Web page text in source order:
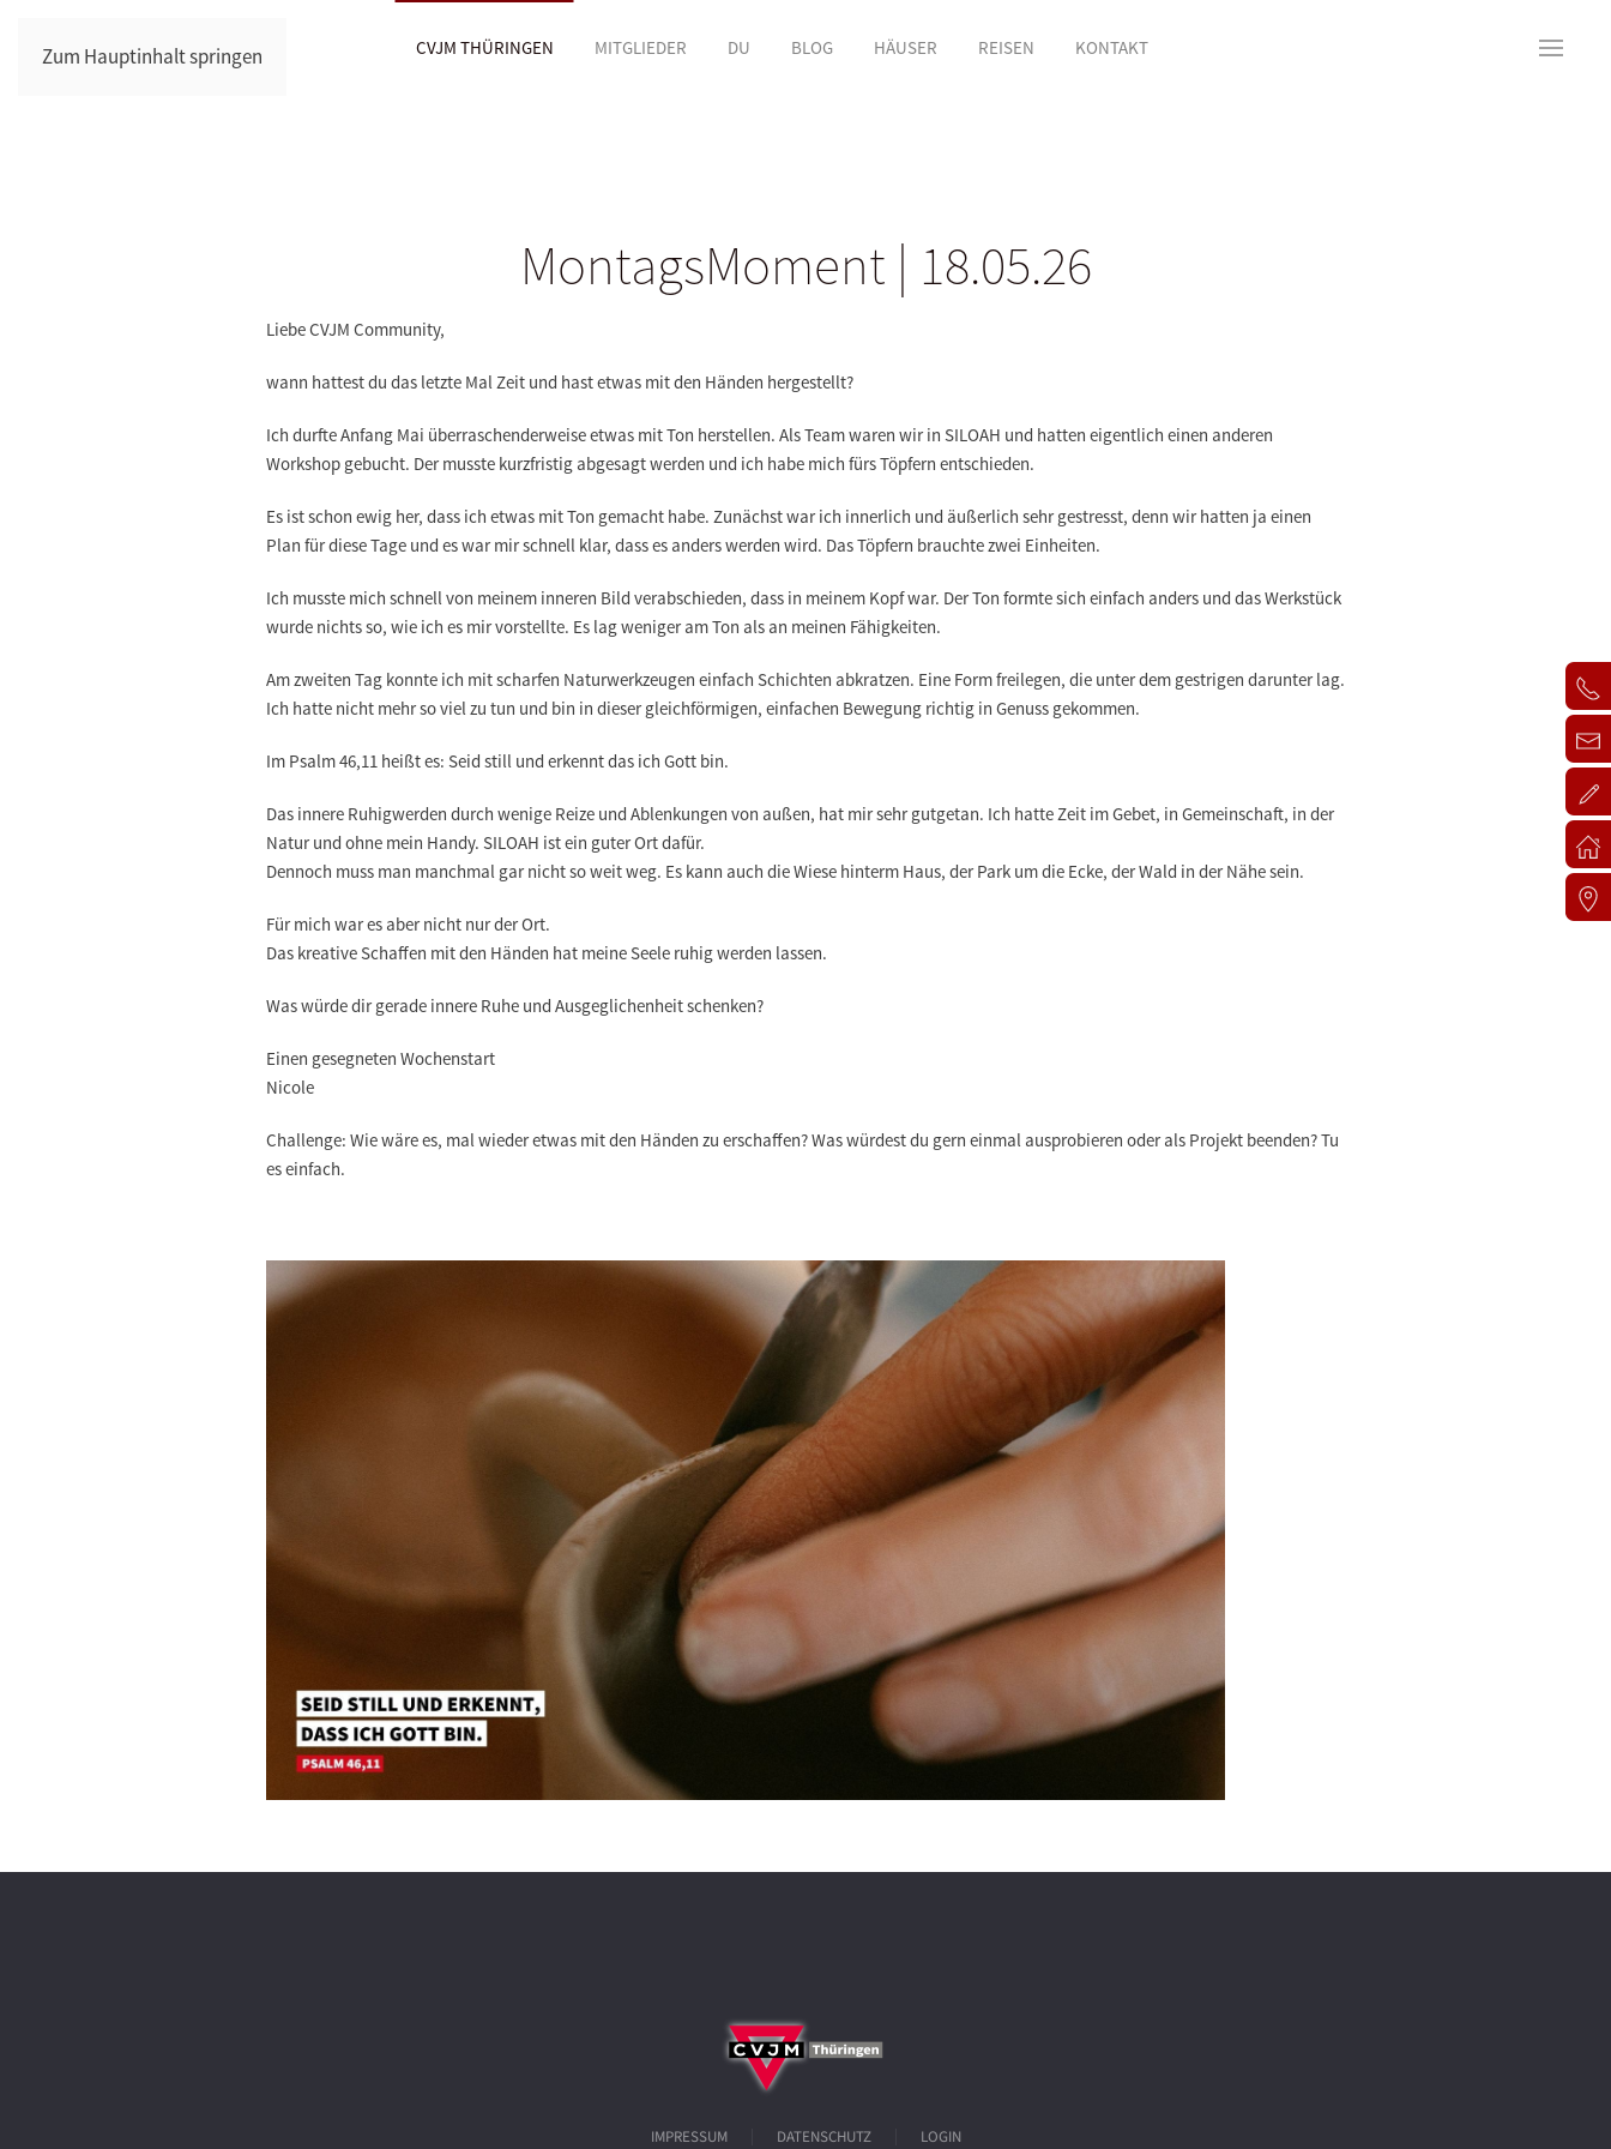
Zum Hauptinhalt springen CVJM THÜRINGEN MITGLIEDER DU BLOG HÄUSER REISEN KONTAKT
MontagsMoment | 18.05.26
Liebe CVJM Community,
wann hattest du das letzte Mal Zeit und hast etwas mit den Händen hergestellt?
Ich durfte Anfang Mai überraschenderweise etwas mit Ton herstellen. Als Team waren wir in SILOAH und hatten eigentlich einen anderen
Workshop gebucht. Der musste kurzfristig abgesagt werden und ich habe mich fürs Töpfern entschieden.
Es ist schon ewig her, dass ich etwas mit Ton gemacht habe. Zunächst war ich innerlich und äußerlich sehr gestresst, denn wir hatten ja einen
Plan für diese Tage und es war mir schnell klar, dass es anders werden wird. Das Töpfern brauchte zwei Einheiten.
Ich musste mich schnell von meinem inneren Bild verabschieden, dass in meinem Kopf war. Der Ton formte sich einfach anders und das Werkstück
wurde nichts so, wie ich es mir vorstellte. Es lag weniger am Ton als an meinen Fähigkeiten.
Am zweiten Tag konnte ich mit scharfen Naturwerkzeugen einfach Schichten abkratzen. Eine Form freilegen, die unter dem gestrigen darunter lag.
Ich hatte nicht mehr so viel zu tun und bin in dieser gleichförmigen, einfachen Bewegung richtig in Genuss gekommen.
Im Psalm 46,11 heißt es: Seid still und erkennt das ich Gott bin.
Das innere Ruhigwerden durch wenige Reize und Ablenkungen von außen, hat mir sehr gutgetan. Ich hatte Zeit im Gebet, in Gemeinschaft, in der
Natur und ohne mein Handy. SILOAH ist ein guter Ort dafür.
Dennoch muss man manchmal gar nicht so weit weg. Es kann auch die Wiese hinterm Haus, der Park um die Ecke, der Wald in der Nähe sein.
Für mich war es aber nicht nur der Ort.
Das kreative Schaffen mit den Händen hat meine Seele ruhig werden lassen.
Was würde dir gerade innere Ruhe und Ausgeglichenheit schenken?
Einen gesegneten Wochenstart
Nicole
Challenge: Wie wäre es, mal wieder etwas mit den Händen zu erschaffen? Was würdest du gern einmal ausprobieren oder als Projekt beenden? Tu
es einfach.
IMPRESSUM DATENSCHUTZ LOGIN